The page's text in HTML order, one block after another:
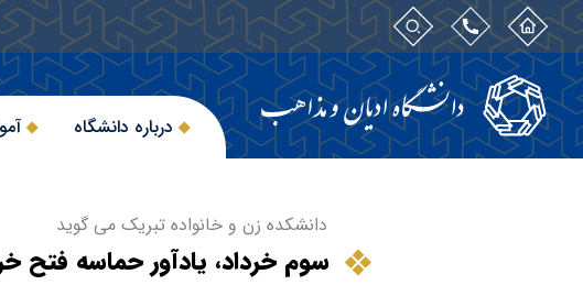
درباره دانشگاه
دانشکده زن و خانواده تبریک می گوید
سوم خرداد، یادآور حماسه فتح